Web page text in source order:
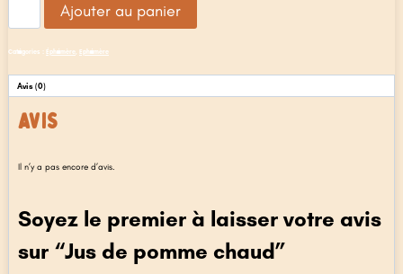
Jus
pomme
Ajouter au panier
Catégories : Éphémère, Ephémère
Avis (0)
AVIS
Il n’y a pas encore d’avis.
Soyez le premier à laisser votre avis
sur “Jus de pomme chaud”